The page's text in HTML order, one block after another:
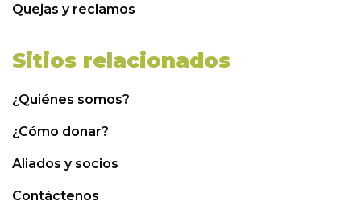
Quejas y reclamos
Sitios relacionados
¿Quiénes somos?
¿Cómo donar?
Aliados y socios
Contáctenos